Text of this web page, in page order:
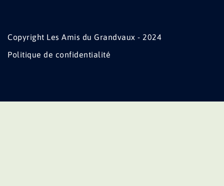
Copyright Les Amis du Grandvaux - 2024
Politique de confidentialité